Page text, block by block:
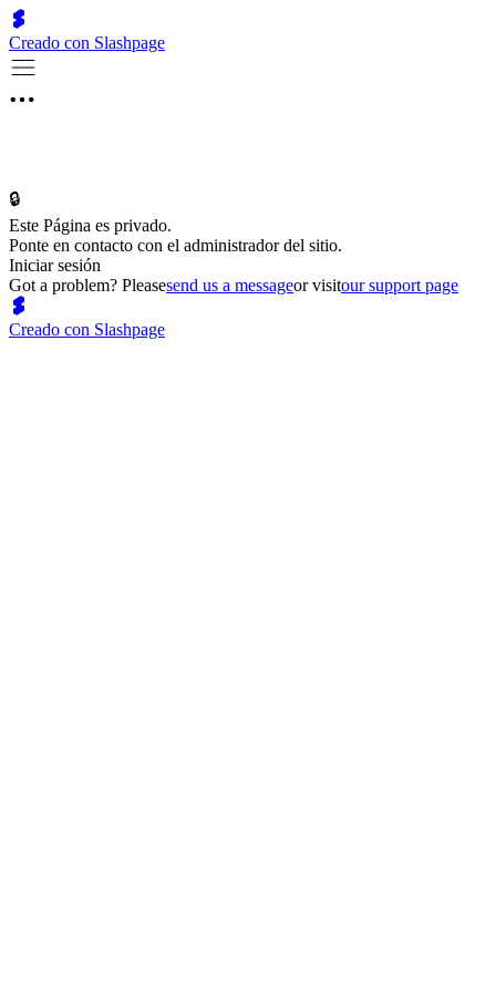
Creado con Slashpage
🔒
Este Página es privado.
Ponte en contacto con el administrador del sitio.
Iniciar sesión
Got a problem? Pleasesend us a messageor visitour support page
Creado con Slashpage